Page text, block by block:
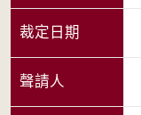
裁定日期
聲請人